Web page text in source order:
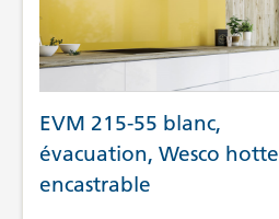
EVM 215-55 blanc,
évacuation, Wesco hotte
encastrable